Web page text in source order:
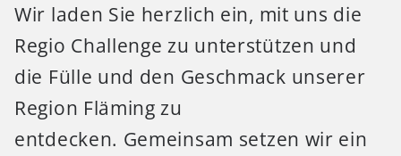
Wir laden Sie herzlich ein, mit uns die
Regio Challenge zu unterstützen und
die Fülle und den Geschmack unserer
Region Fläming zu
entdecken. Gemeinsam setzen wir ein